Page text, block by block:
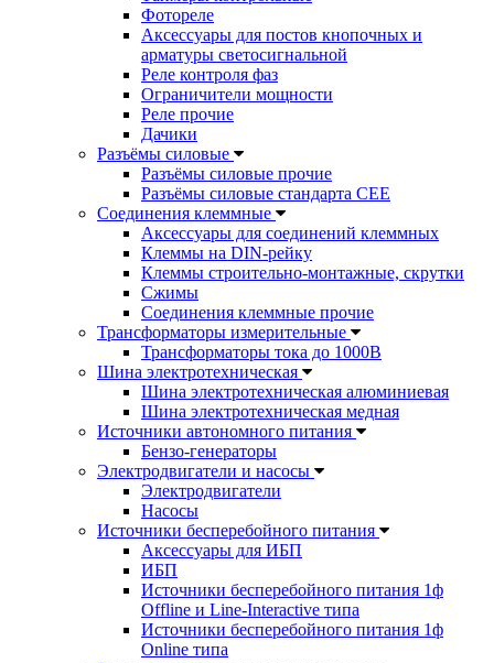
Фотореле
Аксессуары для постов кнопочных и
арматуры светосигнальной
Реле контроля фаз
Ограничители мощности
Реле прочие
Дачики
Разъёмы силовые
Разъёмы силовые прочие
Разъёмы силовые стандарта CEE
Соединения клеммные
Аксессуары для соединений клеммных
Клеммы на DIN-рейку
Клеммы строительно-монтажные, скрутки
Сжимы
Соединения клеммные прочие
Трансформаторы измерительные
Трансформаторы тока до 1000В
Шина электротехническая
Шина электротехническая алюминиевая
Шина электротехническая медная
Источники автономного питания
Бензо-генераторы
Электродвигатели и насосы
Электродвигатели
Насосы
Источники бесперебойного питания
Аксессуары для ИБП
ИБП
Источники бесперебойного питания 1ф
Offline и Line-Interactive типа
Источники бесперебойного питания 1ф
Online типа